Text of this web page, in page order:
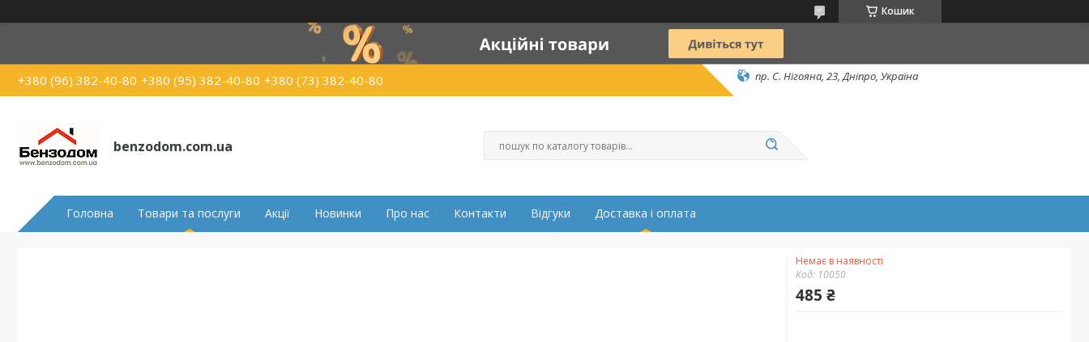
Кошик
+380 (96) 382-40-80 +380 (95) 382-40-80 +380 (73) 382-40-80 пр. С. Нігояна, 23, Дніпро, Україна
benzodom.com.ua
Головна Товари та послуги Акції Новинки Про нас Контакти Відгуки Доставка і оплата
Немає в наявності
Код: 10050
485 ₴